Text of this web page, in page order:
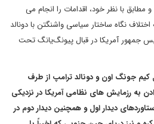
با نظر خود، اقدامات را انجام می
نگاه ساختار سیاسی واشنگتن با دونالد
جمهور آمریکا در قبال پیونگ‌یانگ تحت
کیم جونگ اون و دونالد ترامپ از طرف
به رزمایش های نظامی آمریکا در نزدیکی
دیدار اول و همچنین دیدار دوم در